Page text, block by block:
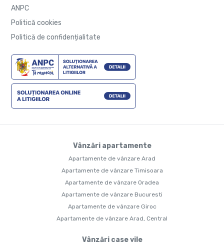
ANPC
Politică cookies
Politică de confidențialitate
Vânzări apartamente
Apartamente de vânzare Arad
Apartamente de vânzare Timisoara
Apartamente de vânzare Oradea
Apartamente de vânzare Bucuresti
Apartamente de vânzare Giroc
Apartamente de vânzare Arad, Central
Vânzări case vile